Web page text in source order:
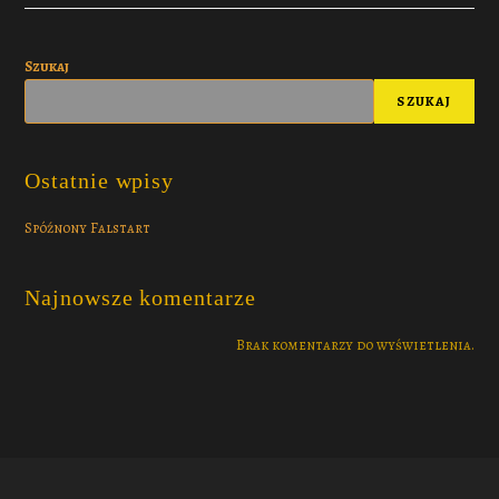
Szukaj
SZUKAJ
Ostatnie wpisy
Spóźnony Falstart
Najnowsze komentarze
Brak komentarzy do wyświetlenia.